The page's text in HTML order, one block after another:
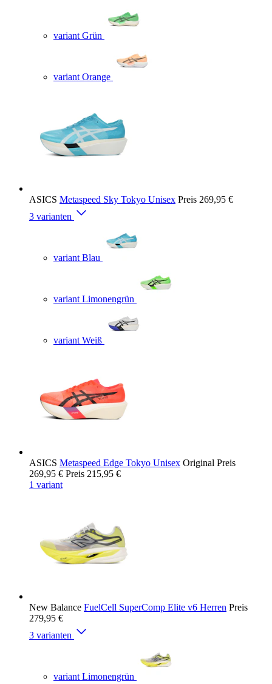
variant Grün
variant Orange
ASICS Metaspeed Sky Tokyo Unisex Preis 269,95 €
3 varianten
variant Blau
variant Limonengrün
variant Weiß
ASICS Metaspeed Edge Tokyo Unisex Original Preis
269,95 € Preis 215,95 €
1 variant
New Balance FuelCell SuperComp Elite v6 Herren Preis
279,95 €
3 varianten
variant Limonengrün